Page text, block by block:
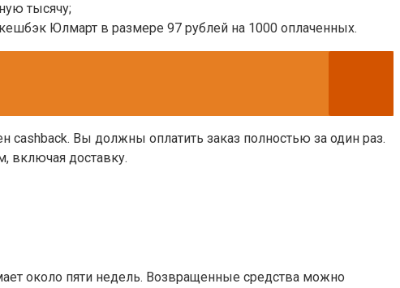
тысячу;
Юлмарт в размере 97 рублей на 1000 оплаченных.
cashback. Вы должны оплатить заказ полностью за один раз.
включая доставку.
около пяти недель. Возвращенные средства можно